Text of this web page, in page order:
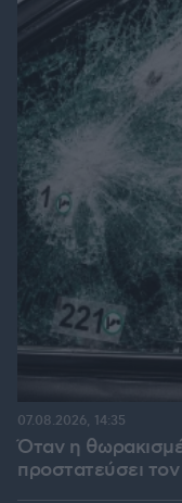
Όταν η
προστατεύσει
07.08.2026, 14:35